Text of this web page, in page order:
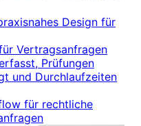
Design für
Vertragsanfragen
Prüfungen
und Durchlaufzeiten
für rechtliche